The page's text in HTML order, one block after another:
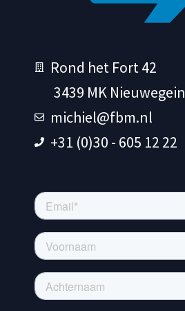
Rond het Fort 42
3439 MK Nieuwegein
michiel@fbm.nl
+31 (0)30 - 605 12 22